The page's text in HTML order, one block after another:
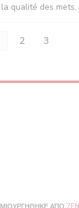
qualité des mets.
2 3